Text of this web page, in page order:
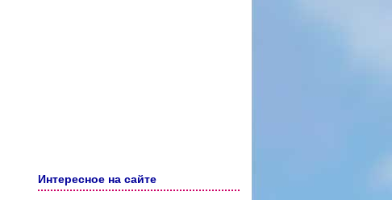
Интересное на сайте